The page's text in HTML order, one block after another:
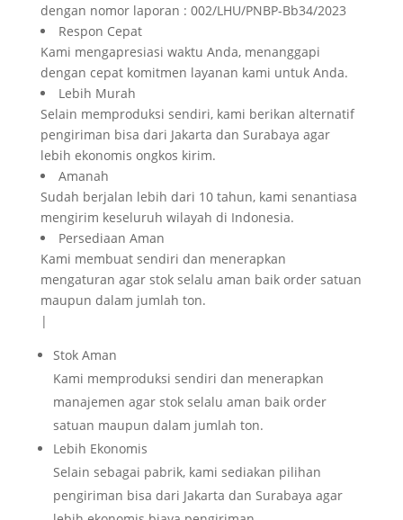
dengan nomor laporan : 002/LHU/PNBP-Bb34/2023
Respon Cepat
Kami mengapresiasi waktu Anda, menanggapi
dengan cepat komitmen layanan kami untuk Anda.
Lebih Murah
Selain memproduksi sendiri, kami berikan alternatif
pengiriman bisa dari Jakarta dan Surabaya agar
lebih ekonomis ongkos kirim.
Amanah
Sudah berjalan lebih dari 10 tahun, kami senantiasa
mengirim keseluruh wilayah di Indonesia.
Persediaan Aman
Kami membuat sendiri dan menerapkan
mengaturan agar stok selalu aman baik order satuan
maupun dalam jumlah ton.
|
Stok Aman
Kami memproduksi sendiri dan menerapkan
manajemen agar stok selalu aman baik order
satuan maupun dalam jumlah ton.
Lebih Ekonomis
Selain sebagai pabrik, kami sediakan pilihan
pengiriman bisa dari Jakarta dan Surabaya agar